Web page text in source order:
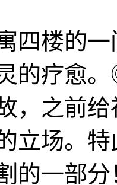
四楼的
的疗愈
，之前
立场。
的一部